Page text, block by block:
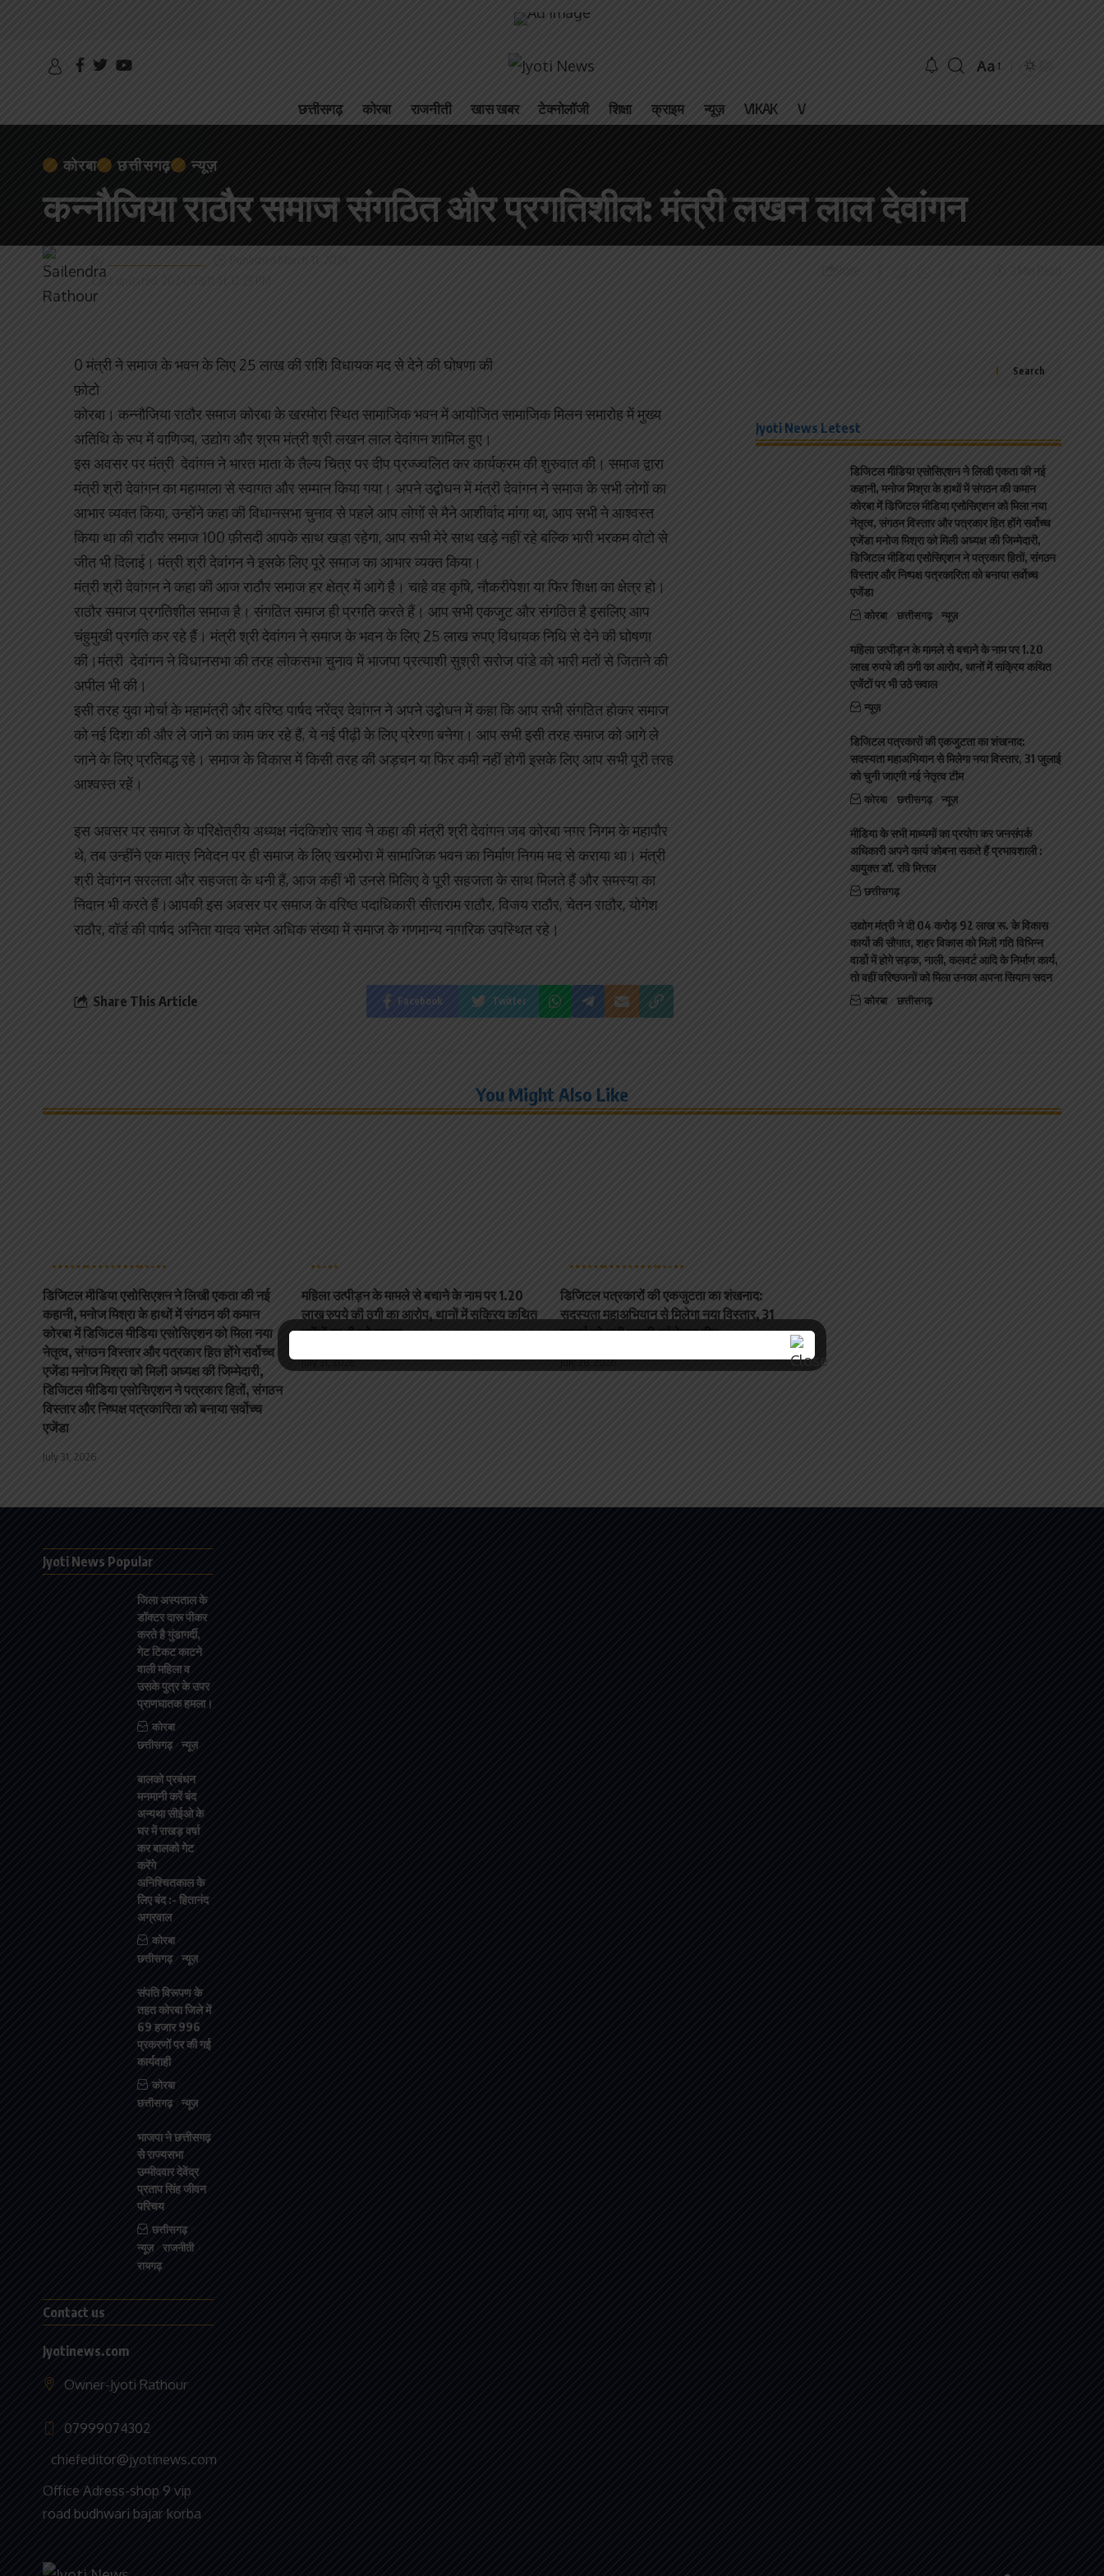
Aa
छत्तीसगढ़ कोरबा राजनीती खास खबर टेक्नोलॉजी शिक्षा क्राइम न्यूज़ VIKAK V
कोरबा छत्तीसगढ़ न्यूज़
कन्नौजिया राठौर समाज संगठित और प्रगतिशील: मंत्री लखन लाल देवांगन
Last updated: 2024/03/11 at 12:25 PM
0 मंत्री ने समाज के भवन के लिए 25 लाख की राशि विधायक मद से देने की घोषणा की
फ़ोटो
कोरबा। कन्नौजिया राठौर समाज कोरबा के खरमोरा स्थित सामाजिक भवन में आयोजित सामाजिक मिलन समारोह में मुख्य
अतिथि के रुप में वाणिज्य, उद्योग और श्रम मंत्री श्री लखन लाल देवांगन शामिल हुए।
इस अवसर पर मंत्री देवांगन ने भारत माता के तैल्य चित्र पर दीप प्रज्ज्वलित कर कार्यक्रम की शुरुवात की। समाज द्वारा
मंत्री श्री देवांगन का महामाला से स्वागत और सम्मान किया गया। अपने उद्बोधन में मंत्री देवांगन ने समाज के सभी लोगों का
आभार व्यक्त किया, उन्होंने कहा की विधानसभा चुनाव से पहले आप लोगों से मैने आशीर्वाद मांगा था, आप सभी ने आश्वस्त
किया था की राठौर समाज 100 फ़ीसदी आपके साथ खड़ा रहेगा, आप सभी मेरे साथ खड़े नहीं रहे बल्कि भारी भरकम वोटो से
जीत भी दिलाई। मंत्री श्री देवांगन ने इसके लिए पूरे समाज का आभार व्यक्त किया।
मंत्री श्री देवांगन ने कहा की आज राठौर समाज हर क्षेत्र में आगे है। चाहे वह कृषि, नौकरीपेशा या फिर शिक्षा का क्षेत्र हो।
राठौर समाज प्रगतिशील समाज है। संगठित समाज ही प्रगति करते हैं। आप सभी एकजुट और संगठित है इसलिए आप
चंहुमुखी प्रगति कर रहे हैं। मंत्री श्री देवांगन ने समाज के भवन के लिए 25 लाख रुपए विधायक निधि से देने की घोषणा
की।मंत्री देवांगन ने विधानसभा की तरह लोकसभा चुनाव में भाजपा प्रत्याशी सुश्री सरोज पांडे को भारी मतों से जिताने की
अपील भी की।
इसी तरह युवा मोर्चा के महामंत्री और वरिष्ठ पार्षद नरेंद्र देवांगन ने अपने उद्बोधन में कहा कि आप सभी संगठित होकर समाज
को नई दिशा की और ले जाने का काम कर रहे हैं, ये नई पीढ़ी के लिए प्रेरणा बनेगा। आप सभी इसी तरह समाज को आगे ले
जाने के लिए प्रतिबद्ध रहे। समाज के विकास में किसी तरह की अड़चन या फिर कमी नहीं होगी इसके लिए आप सभी पूरी तरह
आश्वस्त रहें।
इस अवसर पर समाज के परिक्षेत्रीय अध्यक्ष नंदकिशोर साव ने कहा की मंत्री श्री देवांगन जब कोरबा नगर निगम के महापौर
थे, तब उन्हींने एक मात्र निवेदन पर ही समाज के लिए खरमोरा में सामाजिक भवन का निर्माण निगम मद से कराया था। मंत्री
श्री देवांगन सरलता और सहजता के धनी हैं, आज कहीं भी उनसे मिलिए वे पूरी सहजता के साथ मिलते हैं और समस्या का
निदान भी करते हैं।आपकी इस अवसर पर समाज के वरिष्ठ पदाधिकारी सीताराम राठौर, विजय राठौर, चेतन राठौर, योगेश
राठौर, वॉर्ड की पार्षद अनिता यादव समेत अधिक संख्या में समाज के गणमान्य नागरिक उपस्थित रहे।
Share This Article Facebook Twitter
Search
Jyoti News Letest
डिजिटल मीडिया एसोसिएशन ने लिखी एकता की नई
कहानी, मनोज मिश्रा के हाथों में संगठन की कमान
कोरबा में डिजिटल मीडिया एसोसिएशन को मिला नया
नेतृत्व, संगठन विस्तार और पत्रकार हित होंगे सर्वोच्च
एजेंडा मनोज मिश्रा को मिली अध्यक्ष की जिम्मेदारी,
डिजिटल मीडिया एसोसिएशन ने पत्रकार हितों, संगठन
विस्तार और निष्पक्ष पत्रकारिता को बनाया सर्वोच्च
एजेंडा
कोरबा छत्तीसगढ़ न्यूज़
महिला उत्पीड़न के मामले से बचाने के नाम पर 1.20
लाख रुपये की ठगी का आरोप, थानों में सक्रिय कथित
एजेंटों पर भी उठे सवाल
न्यूज़
डिजिटल पत्रकारों की एकजुटता का शंखनाद:
सदस्यता महाअभियान से मिलेगा नया विस्तार, 31 जुलाई
को चुनी जाएगी नई नेतृत्व टीम
कोरबा छत्तीसगढ़ न्यूज़
मीडिया के सभी माध्यमों का प्रयोग कर जनसंपर्क
अधिकारी अपने कार्य कोबना सकते हैं प्रभावशाली :
आयुक्त डॉ. रवि मित्तल
छत्तीसगढ़
उद्योग मंत्री ने दी 04 करोड़ 92 लाख रू. के विकास
कार्यो की सौगात, शहर विकास को मिली गति विभिन्न
वार्डो मेंं होगे सड़क, नाली, कलवर्ट आदि के निर्माण कार्य,
तो वहीं वरिष्ठजनों को मिला उनका अपना सियान सदन
कोरबा छत्तीसगढ़
You Might Also Like
डिजिटल मीडिया एसोसिएशन ने लिखी एकता की नई
कहानी, मनोज मिश्रा के हाथों में संगठन की कमान
कोरबा में डिजिटल मीडिया एसोसिएशन को मिला नया
नेतृत्व, संगठन विस्तार और पत्रकार हित होंगे सर्वोच्च
एजेंडा मनोज मिश्रा को मिली अध्यक्ष की जिम्मेदारी,
डिजिटल मीडिया एसोसिएशन ने पत्रकार हितों, संगठन
विस्तार और निष्पक्ष पत्रकारिता को बनाया सर्वोच्च
एजेंडा
July 31, 2026
महिला उत्पीड़न के मामले से बचाने के नाम पर 1.20
लाख रुपये की ठगी का आरोप, थानों में सक्रिय कथित
एजेंटों पर भी उठे सवाल
July 31, 2026
डिजिटल पत्रकारों की एकजुटता का शंखनाद:
सदस्यता महाअभियान से मिलेगा नया विस्तार, 31
जुलाई को चुनी जाएगी नई नेतृत्व टीम
July 28, 2026
Jyoti News Popular
जिला अस्पताल के
डॉक्टर दारू पीकर
करते है गुंडागर्दी,
गेट टिकट काटने
वाली महिला व
उसके पुत्र के उपर
प्राणघातक हमला।
कोरबा
छत्तीसगढ़
न्यूज़
बालको प्रबंधन
मनमानी करें बंद
अन्यथा सीईओ के
घर में राखड़ वर्षा
कर बालको गेट
करेंगे
अनिश्चितकाल के
लिए बंद :- हितानंद
अग्रवाल
कोरबा
छत्तीसगढ़
न्यूज़
संपति विरूपण के
तहत कोरबा जिले में
69 हजार 996
प्रकरणों पर की गई
कार्यवाही
कोरबा
छत्तीसगढ़
न्यूज़
भाजपा ने छत्तीसगढ़
से राज्यसभा
उम्मीदवार देवेंद्र
प्रताप सिंह जीवन
परिचय
छत्तीसगढ़
न्यूज़
राजनीती
रायगढ़
Contact us
Jyotinews.com
Owner-Jyoti Rathour
07999074302
chiefeditor@jyotinews.com
Office Adress-shop 9 vip
road budhwari bajar korba